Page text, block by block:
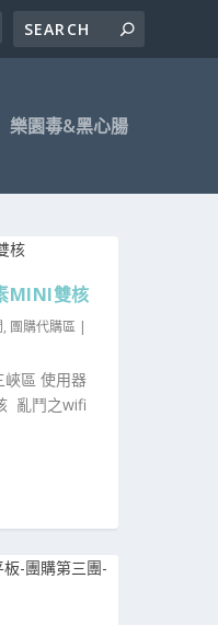
樂園毒&黑心腸
MINI雙核
, 團購代購區 |
峽區 使用器
亂鬥之wifi